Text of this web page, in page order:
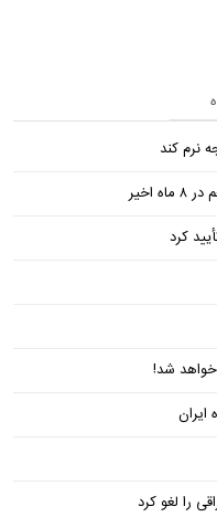
نرم کند
کرد
خواهد شد!
ایران
را لغو کرد